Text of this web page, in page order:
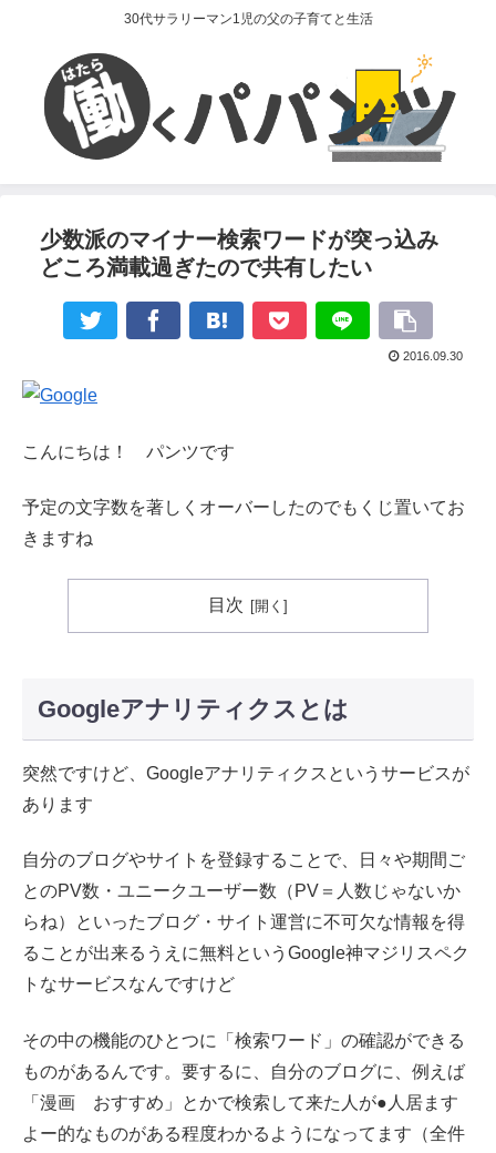
30代サラリーマン1児の父の子育てと生活
少数派のマイナー検索ワードが突っ込み
どころ満載過ぎたので共有したい
2016.09.30
こんにちは！ パンツです
予定の文字数を著しくオーバーしたのでもくじ置いてお
きますね
目次
Googleアナリティクスとは
突然ですけど、Googleアナリティクスというサービスが
あります
自分のブログやサイトを登録することで、日々や期間ご
とのPV数・ユニークユーザー数（PV＝人数じゃないか
らね）といったブログ・サイト運営に不可欠な情報を得
ることが出来るうえに無料というGoogle神マジリスペク
トなサービスなんですけど
その中の機能のひとつに「検索ワード」の確認ができる
ものがあるんです。要するに、自分のブログに、例えば
「漫画 おすすめ」とかで検索して来た人が●人居ます
よー的なものがある程度わかるようになってます（全件